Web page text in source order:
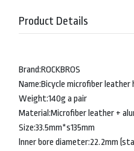
Product Details
Brand:ROCKBROS
Name:Bicycle microfiber leather
Weight:140g a pair
Material:Microfiber leather +
Size:33.5mm*s135mm
lnner bore diameter:22.2mm